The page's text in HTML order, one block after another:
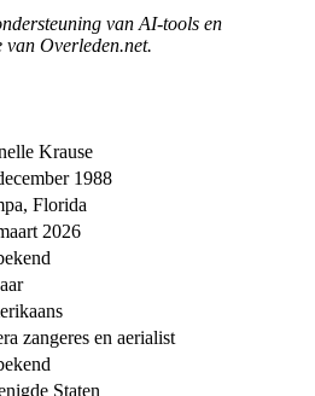
van AI-tools en
Overleden.net.
Krause
1988
Florida
2026
zangeres en aerialist
Staten